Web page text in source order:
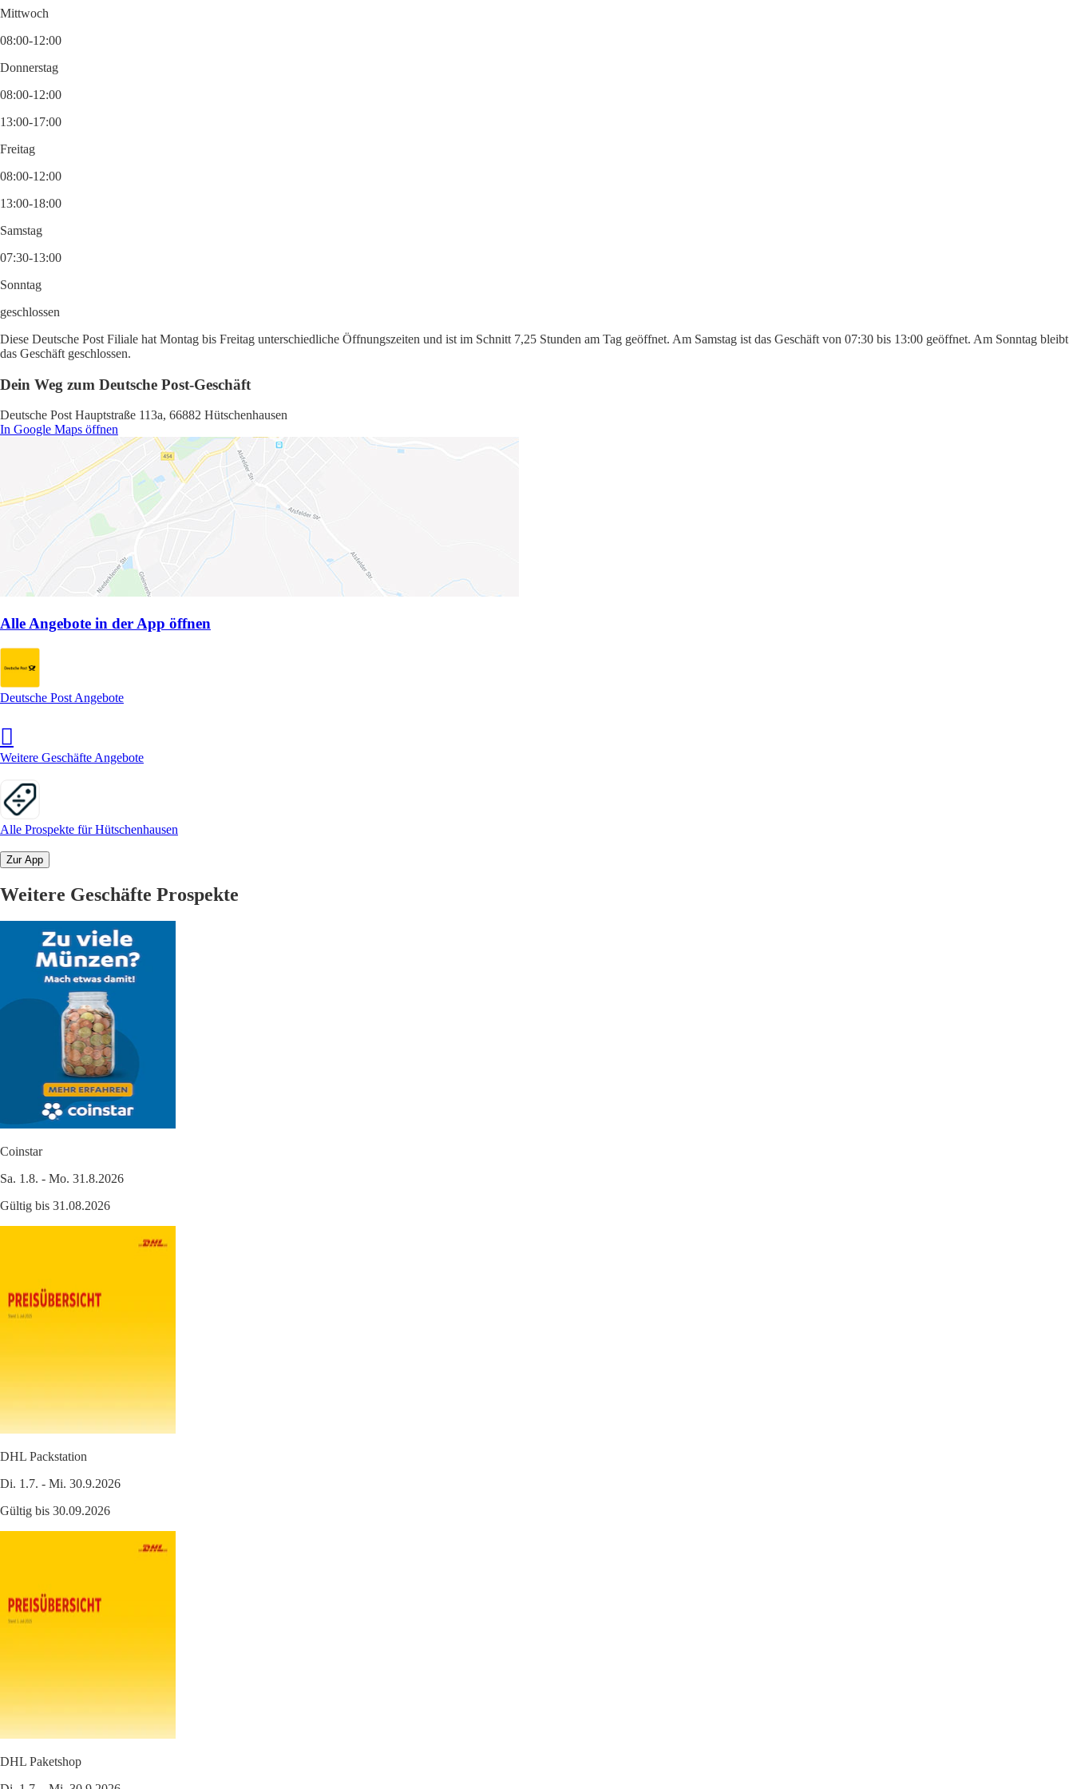
Mittwoch
08:00-12:00
Donnerstag
08:00-12:00
13:00-17:00
Freitag
08:00-12:00
13:00-18:00
Samstag
07:30-13:00
Sonntag
geschlossen
Diese Deutsche Post Filiale hat Montag bis Freitag unterschiedliche Öffnungszeiten und ist im Schnitt 7,25 Stunden am Tag geöffnet. Am Samstag ist das Geschäft von 07:30 bis 13:00 geöffnet. Am Sonntag bleibt
das Geschäft geschlossen.
Dein Weg zum Deutsche Post-Geschäft
Deutsche Post Hauptstraße 113a, 66882 Hütschenhausen
In Google Maps öffnen
Alle Angebote in der App öffnen
Deutsche Post Angebote
Weitere Geschäfte Angebote
Alle Prospekte für Hütschenhausen
Zur App
Weitere Geschäfte Prospekte
Coinstar
Sa. 1.8. - Mo. 31.8.2026
Gültig bis 31.08.2026
DHL Packstation
Di. 1.7. - Mi. 30.9.2026
Gültig bis 30.09.2026
DHL Paketshop